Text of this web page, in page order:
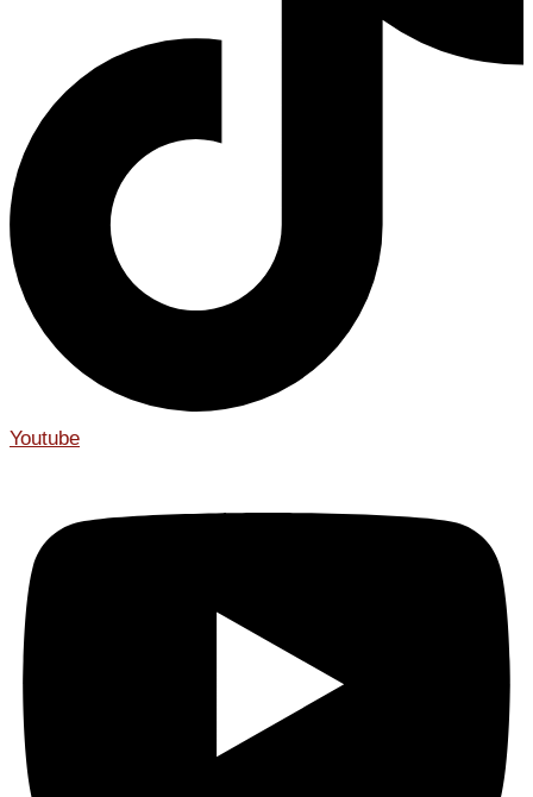
Youtube